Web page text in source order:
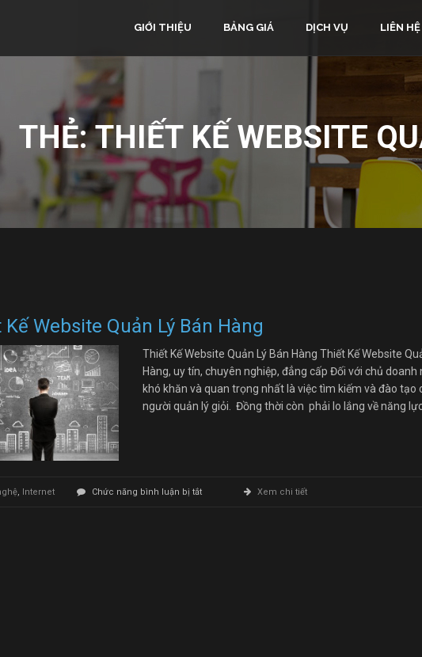
GIỚI THIỆU BẢNG GIÁ DỊCH VỤ LIÊN HỆ
THẺ:THIẾT KẾ WEBSITE
Website Quản Lý Bán Hàng
Thiết Kế Website Quản Lý Bán Hàng Thiết Kế Website
Hàng, uy tín, chuyên nghiệp, đẳng cấp Đối với chủ doanh
khó khăn và quan trọng nhất là việc tìm kiếm và đào tạo
người quản lý giỏi. Đồng thời còn phải lo lắng về năng
Internet Chức năng bình luận bị tắtở
Xem chi tiết